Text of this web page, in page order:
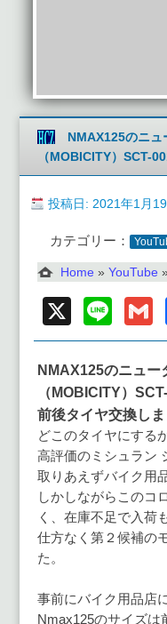
NMAX125のニュ
（MOBICITY）SCT-
投稿日: 2021年1月
カテゴリー：
Home » YouTube »
X Line
NMAX125のニュー
（MOBICITY）
前後タイヤ交換し
どこのタイヤにする
高評価のミシュラン
取りあえずバイク用
しかしながらこのコ
く、在庫不足で入荷
仕方なく第２候補の
た。
事前にバイク用品店
Nmax125のサイズは